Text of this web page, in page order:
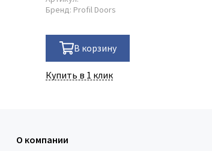
Бренд: Profil Doors
В корзину
Купить в 1 клик
О компании